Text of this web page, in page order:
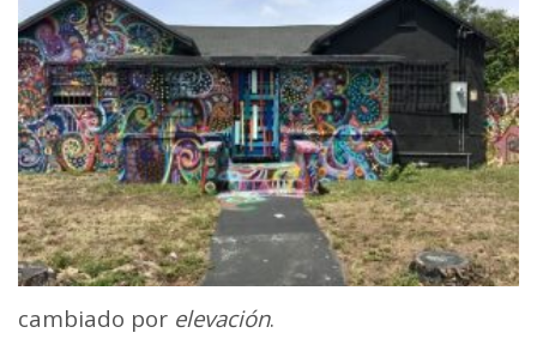
cambiado por elevación.